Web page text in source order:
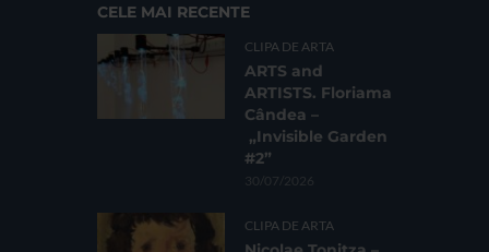
CELE MAI RECENTE
CLIPA DE ARTA
ARTS and
ARTISTS. Floriama
Cândea –
„Invisible Garden
#2”
30/07/2026
CLIPA DE ARTA